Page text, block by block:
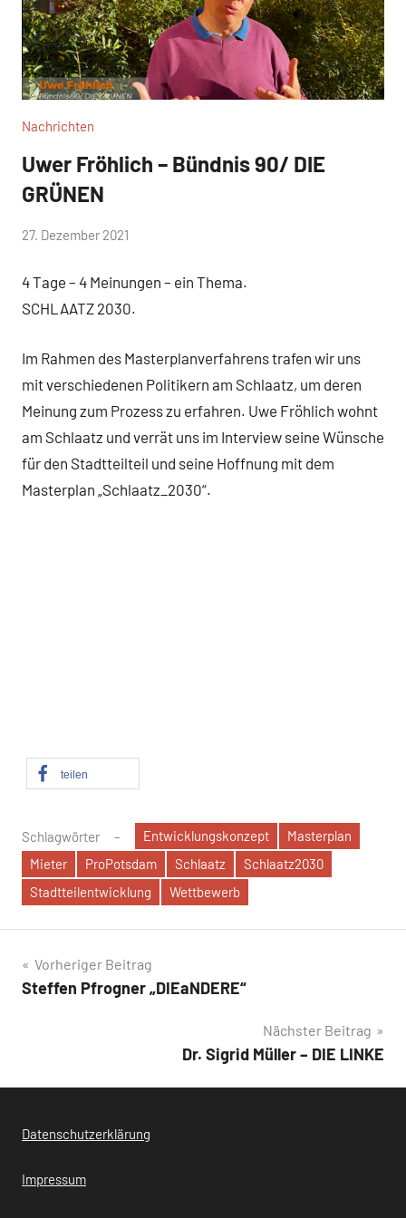
Nachrichten
Uwer Fröhlich – Bündnis 90/ DIE
GRÜNEN
von
27. Dezember 2021
4 Tage – 4 Meinungen – ein Thema.
SCHLAATZ 2030.
Im Rahmen des Masterplanverfahrens trafen wir uns
mit verschiedenen Politikern am Schlaatz, um deren
Meinung zum Prozess zu erfahren. Uwe Fröhlich wohnt
am Schlaatz und verrät uns im Interview seine Wünsche
für den Stadtteilteil und seine Hoffnung mit dem
Masterplan „Schlaatz_2030“.
teilen
Schlagwörter Entwicklungskonzept
Masterplan
Mieter
ProPotsdam Schlaatz
Schlaatz2030
Stadtteilentwicklung
Wettbewerb
Beitragsnavigation
Vorheriger Beitrag
Steffen Pfrogner „DIEaNDERE“
Nächster Beitrag
Dr. Sigrid Müller – DIE LINKE
Datenschutzerklärung
Impressum